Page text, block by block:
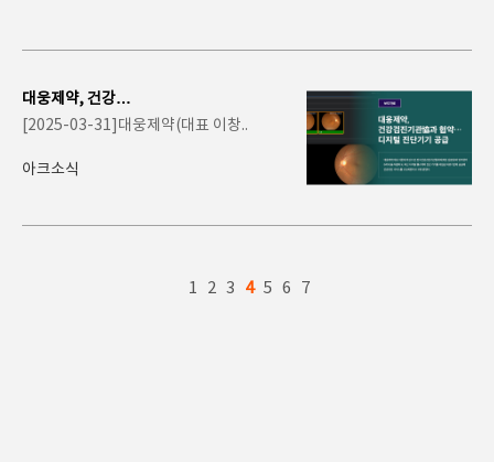
대웅제약, 건강검
진기관協과 협약·
··디지털 진단기..
[2025-03-31]대웅제약(대표 이창..
아크소식
1 2 3 4 5 6 7